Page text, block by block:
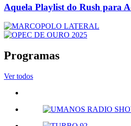
Aquela Playlist do Rush para
Programas
Ver todos